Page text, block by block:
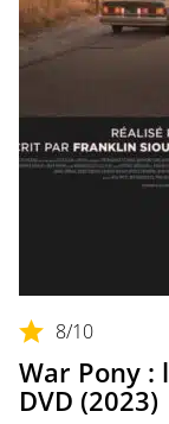
8/10
War Pony
DVD (2023)